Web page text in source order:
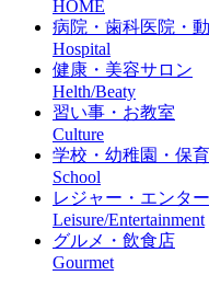
HOME
病院・歯科医院・
Hospital
健康・美容サロン
Helth/Beaty
習い事・お教室
Culture
学校・幼稚園・保
School
レジャー・エンタ
Leisure/Entertainment
グルメ・飲食店
Gourmet